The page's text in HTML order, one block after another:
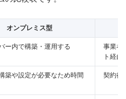
オンプレミス型
ー内で構築・運用する
事業者
ト経由
築や設定が必要なため時間
契約後